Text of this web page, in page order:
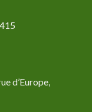
d’Europe,